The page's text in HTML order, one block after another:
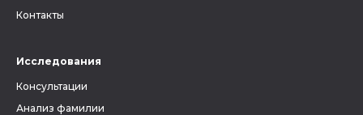
Контакты
Исследования
Консультации
Анализ фамилии